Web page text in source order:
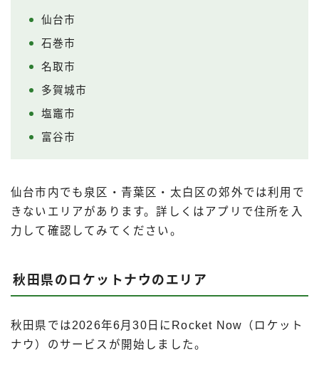
仙台市
石巻市
名取市
多賀城市
塩竈市
富谷市
仙台市内でも泉区・青葉区・太白区の郊外では利用で
きないエリアがあります。詳しくはアプリで住所を入
力して確認してみてください。
秋田県のロケットナウのエリア
秋田県では2026年6月30日にRocket Now（ロケット
ナウ）のサービスが開始しました。